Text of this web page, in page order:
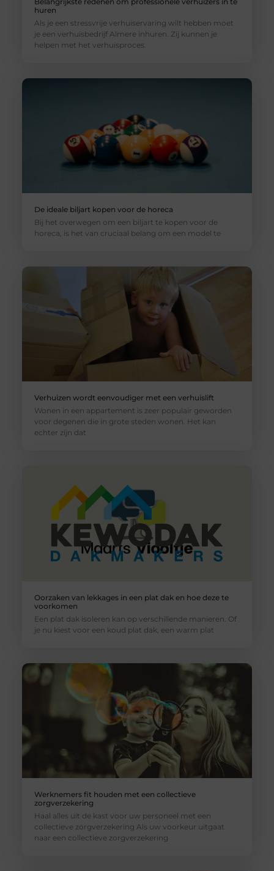
huren
Als je een stressvrije verhuiservaring wilt hebben moet
je een verhuisbedrijf Almere inhuren. Zij kunnen je
helpen met het verhuisproces.
De ideale biljart kopen voor de horeca
Bij het overwegen om een biljart te kopen voor de
horeca, is het van cruciaal belang om een model te
Verhuizen wordt eenvoudiger met een verhuislift
Wonen in een appartement is zeer populair geworden
voor degenen die in grote steden wonen. Het kan
echter zijn dat
Oorzaken van lekkages in een plat dak en hoe deze te
voorkomen
Een plat dak isoleren kan op verschillende manieren. Of
je nu kiest voor een koud plat dak, een warm plat
Werknemers fit houden met een collectieve
zorgverzekering
Haal alles uit de kast voor uw personeel met een
collectieve zorgverzekering Als uw voorkeur uitgaat
naar een collectieve zorgverzekering